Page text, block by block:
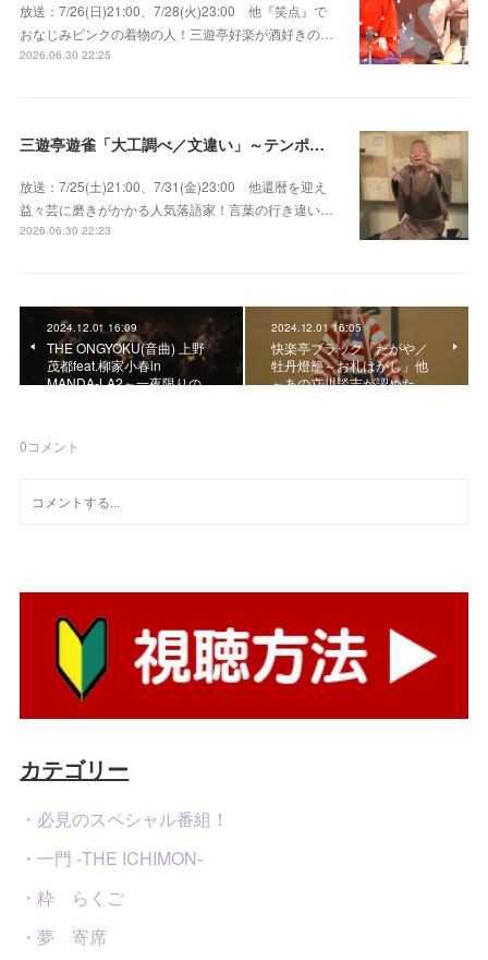
放送：7/26(日)21:00、7/28(火)23:00 他『笑点』で
おなじみピンクの着物の人！三遊亭好楽が酒好きの…
2026.06.30 22:25
三遊亭遊雀「大工調べ／文違い」～テンポよくたたみかける語り口で人気・実力とも屈指！
放送：7/25(土)21:00、7/31(金)23:00 他還暦を迎え
益々芸に磨きがかかる人気落語家！言葉の行き違い…
2026.06.30 22:23
2024.12.01 16:09
THE ONGYOKU(音曲) 上野
茂都feat.柳家小春in
MANDA-LA2～一夜限りの…
2024.12.01 16:05
快楽亭ブラック「たがや／
牡丹燈籠～お札はがし」他
～あの立川談志が認めた…
0コメント
カテゴリー
・必見のスペシャル番組！
・一門 -THE ICHIMON-
・粋 らくご
・夢 寄席